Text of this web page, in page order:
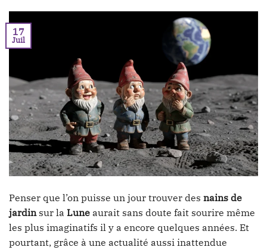
17
Juil
Penser que l’on puisse un jour trouver des nains de
jardinsur la Lune aurait sans doute fait sourire même
les plus imaginatifs il y a encore quelques années. Et
pourtant, grâce à une actualité aussi inattendue